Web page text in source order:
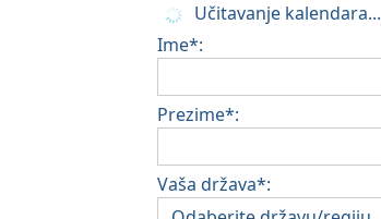
Učitavanje kalendara...
Ime*:
Prezime*:
Vaša država*: